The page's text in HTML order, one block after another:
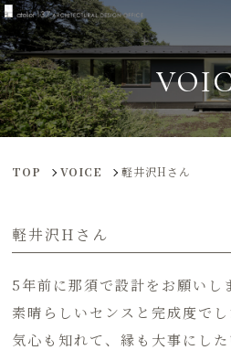
TOP VOICE 軽井沢Hさん
軽井沢Hさん
5年前に那須で設計をお願いし
素晴らしいセンスと完成度でし
気心も知れて、縁も大事にし